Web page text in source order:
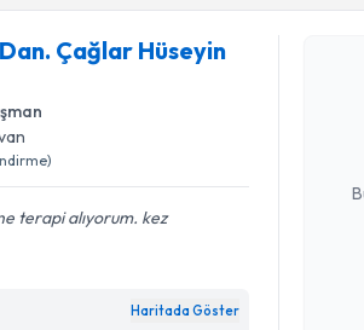
Çağlar Hüseyin
terapi alıyorum. kez
Haritada Göster